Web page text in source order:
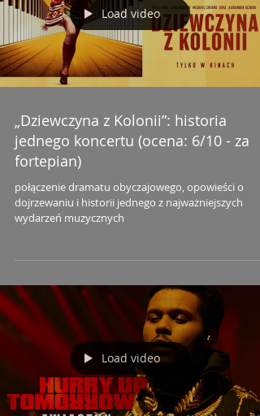
Load video
„Dziewczyna z Kolonii”: historia
jednego koncertu (ocena: 6/10 - za
fortepian)
połączenie dramatu obyczajowego, opowieści o
dojrzewaniu i historii jednego z najważniejszych
wydarzeń muzycznych
Load video